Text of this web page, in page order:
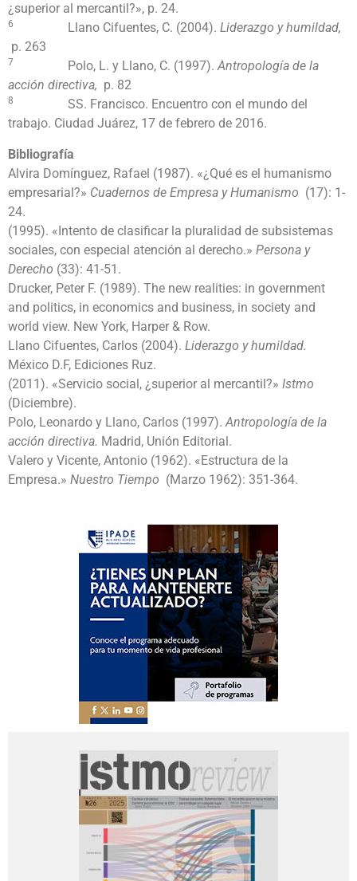
¿superior al mercantil?», p. 24.
6 Llano Cifuentes, C. (2004). Liderazgo y humildad,
p. 263
7 Polo, L. y Llano, C. (1997).Antropología de la
acción directiva, p. 82
8
SS. Francisco. Encuentro con el mundo del
trabajo. Ciudad Juárez, 17 de febrero de 2016.
Bibliografía
Alvira Domínguez, Rafael (1987). «¿Qué es el humanismo
empresarial?» Cuadernos de Empresa y Humanismo (17): 1-
24.
(1995). «Intento de clasificar la pluralidad de subsistemas
sociales, con especial atención al derecho.» Persona y
Derecho (33): 41-51.
Drucker, Peter F. (1989). The new realities: in government
and politics, in economics and business, in society and
world view. New York, Harper & Row.
Llano Cifuentes, Carlos (2004). Liderazgo y humildad.
México D.F, Ediciones Ruz.
(2011). «Servicio social, ¿superior al mercantil?» Istmo
(Diciembre).
Polo, Leonardo y Llano, Carlos (1997). Antropología de la
acción directiva. Madrid, Unión Editorial.
Valero y Vicente, Antonio (1962). «Estructura de la
Empresa.» Nuestro Tiempo (Marzo 1962): 351-364.